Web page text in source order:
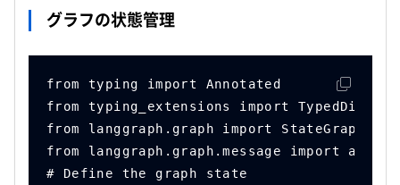
グラフの状態管理
from typing import Annotated
from typing_extensions import TypedDict
from langgraph.graph import StateGraph,
from langgraph.graph.message import
# Define the graph state